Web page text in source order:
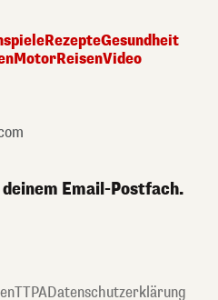
RezepteGesundheit
MotorReisenVideo
Email-Postfach.
TTPADatenschutzerklärung